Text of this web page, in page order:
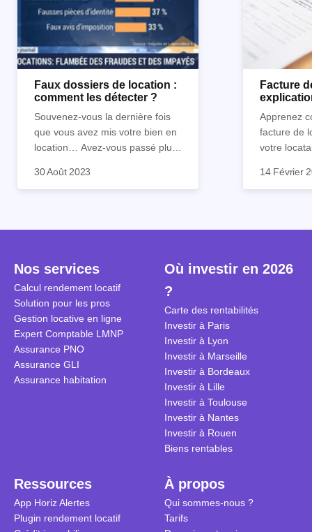
Faux dossiers de location :
comment les détecter ?
Souvenez-vous la dernière fois
que vous avez mis votre bien en
location… Avez-vous passé plus
détails le ou les dossier(s) de
propriétaires bailleurs, vous
d’un dossier de location sur 2 est
faux ? Pour être exacte c’est :
"67 % des locataires falsifient
leur dossier de location pour se
loger."(Source : BFM)
alors pourquoi sont-ils si
nombreux à embellir leur dossier
de location ? Et comment vérifier
30 Août 2023
Facture
Apprenez
facture de
votre
autour de
14 Février
Nos services
Calcul rendement locatif
Solution pour les pros
Gestion locative en ligne
Expert Comptable LMNP
Assurance PNO
Assurance GLI
Assurance habitation
Où investir en 2026
?
Carte des rentabilités
Investir à Paris
Investir à Lyon
Investir à Marseille
Investir à Bordeaux
Investir à Lille
Investir à Toulouse
Investir à Nantes
Investir à Rouen
Biens rentables
Ressources
App Horiz Alertes
Plugin rendement locatif
À propos
Qui sommes-nous ?
Tarifs